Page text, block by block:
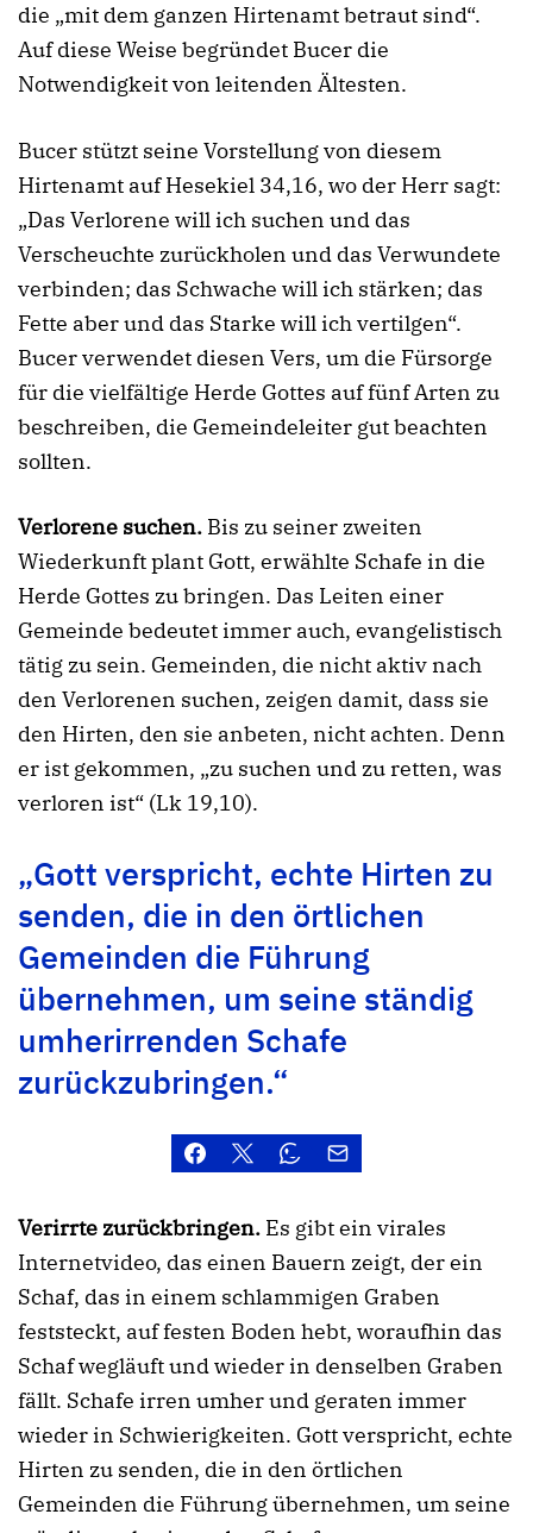
die „mit dem ganzen Hirtenamt betraut sind“.
Auf diese Weise begründet Bucer die
Notwendigkeit von leitenden Ältesten.
Bucer stützt seine Vorstellung von diesem
Hirtenamt auf Hesekiel 34,16, wo der Herr sagt:
„Das Verlorene will ich suchen und das
Verscheuchte zurückholen und das Verwundete
verbinden; das Schwache will ich stärken; das
Fette aber und das Starke will ich vertilgen“.
Bucer verwendet diesen Vers, um die Fürsorge
für die vielfältige Herde Gottes auf fünf Arten zu
beschreiben, die Gemeindeleiter gut beachten
sollten.
Verlorene suchen. Bis zu seiner zweiten
Wiederkunft plant Gott, erwählte Schafe in die
Herde Gottes zu bringen. Das Leiten einer
Gemeinde bedeutet immer auch, evangelistisch
tätig zu sein. Gemeinden, die nicht aktiv nach
den Verlorenen suchen, zeigen damit, dass sie
den Hirten, den sie anbeten, nicht achten. Denn
er ist gekommen, „zu suchen und zu retten, was
verloren ist“ (Lk 19,10).
„Gott verspricht, echte Hirten zu
senden, die in den örtlichen
Gemeinden die Führung
übernehmen, um seine ständig
umherirrenden Schafe
zurückzubringen.“
Verirrte zurückbringen. Es gibt ein virales
Internetvideo, das einen Bauern zeigt, der ein
Schaf, das in einem schlammigen Graben
feststeckt, auf festen Boden hebt, woraufhin das
Schaf wegläuft und wieder in denselben Graben
fällt. Schafe irren umher und geraten immer
wieder in Schwierigkeiten. Gott verspricht, echte
Hirten zu senden, die in den örtlichen
Gemeinden die Führung übernehmen, um seine